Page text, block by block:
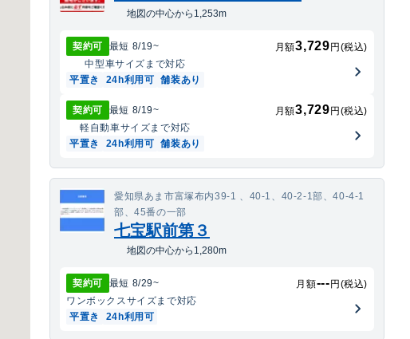
地図の中心から1,253m
契約可 最短 8/19~ 月額3,729 円(税込)
中型車サイズまで対応
平置き
24h利用可 舗装あり
契約可 最短 8/19~ 月額3,729 円(税込)
軽自動車サイズまで対応
平置き
24h利用可 舗装あり
愛知県あま市富塚布内39-1 、40-1、40-2-1部、40-4-1
部、45番の一部
七宝駅前第３
地図の中心から1,280m
契約可 最短 8/29~ 月額--- 円(税込)
ワンボックスサイズまで対応
平置き
24h利用可